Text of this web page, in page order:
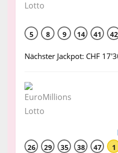
5 8 9 14 41 42
Nächster Jackpot: CHF
26 29 35 38 47 1